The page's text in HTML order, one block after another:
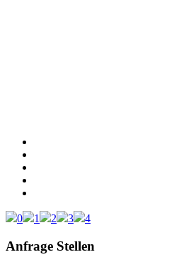
0 1 2 3 4
Anfrage Stellen